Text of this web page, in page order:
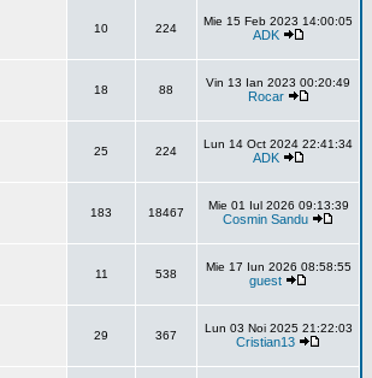
10 224
Mie 15 Feb 2023 14:00:05
ADK
18 88
Vin 13 Ian 2023 00:20:49
Rocar
25 224
Lun 14 Oct 2024 22:41:34
ADK
183 18467
Mie 01 Iul 2026 09:13:39
Cosmin Sandu
11 538
Mie 17 Iun 2026 08:58:55
guest
29 367
Lun 03 Noi 2025 21:22:03
Cristian13